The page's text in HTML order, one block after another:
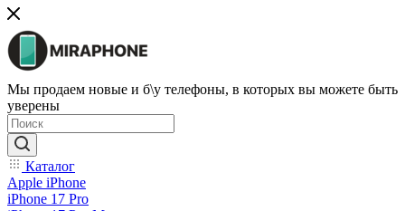
Мы продаем новые и б\у телефоны, в которых вы можете быть
уверены
Каталог
Apple iPhone
iPhone 17 Pro